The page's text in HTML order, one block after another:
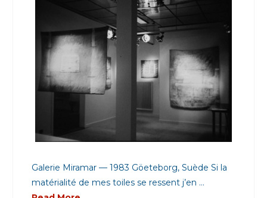
Galerie Miramar — 1983 Göeteborg, Suède Si la
matérialité de mes toiles se ressent j’en …